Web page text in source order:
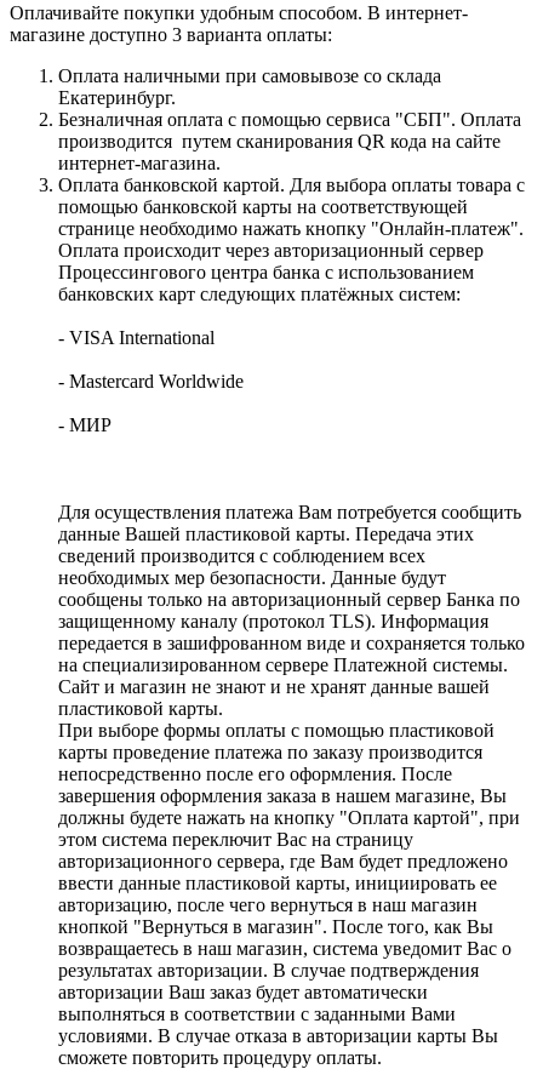
Оплачивайте покупки удобным способом. В интернет-
магазине доступно 3 варианта оплаты:
Оплата наличными при самовывозе со склада
Екатеринбург.
Безналичная оплата с помощью сервиса "СБП". Оплата
производится путем сканирования QR кода на сайте
интернет-магазина.
Оплата банковской картой. Для выбора оплаты товара с
помощью банковской карты на соответствующей
странице необходимо нажать кнопку "Онлайн-платеж".
Оплата происходит через авторизационный сервер
Процессингового центра банка с использованием
банковских карт следующих платёжных систем:
- VISA International
- Mastercard Worldwide
- МИР
Для осуществления платежа Вам потребуется сообщить
данные Вашей пластиковой карты. Передача этих
сведений производится с соблюдением всех
необходимых мер безопасности. Данные будут
сообщены только на авторизационный сервер Банка по
защищенному каналу (протокол TLS). Информация
передается в зашифрованном виде и сохраняется только
на специализированном сервере Платежной системы.
Сайт и магазин не знают и не хранят данные вашей
пластиковой карты.
При выборе формы оплаты с помощью пластиковой
карты проведение платежа по заказу производится
непосредственно после его оформления. После
завершения оформления заказа в нашем магазине, Вы
должны будете нажать на кнопку "Оплата картой", при
этом система переключит Вас на страницу
авторизационного сервера, где Вам будет предложено
ввести данные пластиковой карты, инициировать ее
авторизацию, после чего вернуться в наш магазин
кнопкой "Вернуться в магазин". После того, как Вы
возвращаетесь в наш магазин, система уведомит Вас о
результатах авторизации. В случае подтверждения
авторизации Ваш заказ будет автоматически
выполняться в соответствии с заданными Вами
условиями. В случае отказа в авторизации карты Вы
сможете повторить процедуру оплаты.